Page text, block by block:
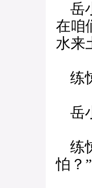
岳
在咱
水来
练
岳
练
怕？”